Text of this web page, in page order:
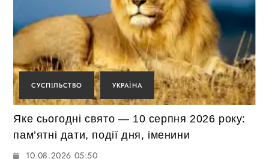
СУСПІЛЬСТВО УКРАЇНА
Яке сьогодні свято — 10 серпня 2026 року:
пам’ятні дати, події дня, іменини
10.08.2026 05:50